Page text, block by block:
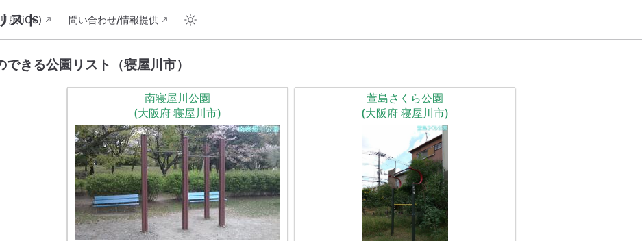
スト
版(iOS) 問い合わせ/情報提供
できる公園リスト（寝屋川市）
南寝屋川公園
(大阪府 寝屋川市)
萱島さくら公園
(大阪府 寝屋川市)